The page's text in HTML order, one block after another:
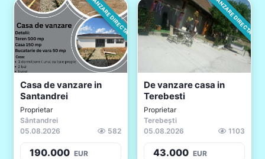
VANZARE DIRECTA
Casa de vanzare in
Santandrei
Proprietar
Sântandrei
05.08.2026
582
190.000 EUR
VANZARE DIRECTA
De vanzare casa in
Terebesti
Proprietar
Terebești
05.08.2026
1103
43.000 EUR